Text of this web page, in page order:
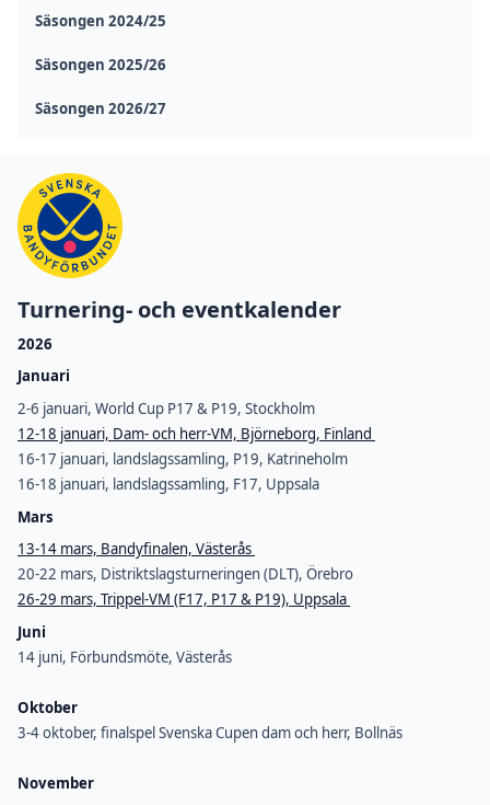
Säsongen 2024/25
Säsongen 2025/26
Säsongen 2026/27
Turnering- och eventkalender
2026
Januari
2-6 januari, World Cup P17 & P19, Stockholm
12-18 januari, Dam- och herr-VM, Björneborg, Finland
16-17 januari, landslagssamling, P19, Katrineholm
16-18 januari, landslagssamling, F17, Uppsala
Mars
13-14 mars, Bandyfinalen, Västerås
20-22 mars, Distriktslagsturneringen (DLT), Örebro
26-29 mars, Trippel-VM (F17, P17 & P19), Uppsala
Juni
14 juni, Förbundsmöte, Västerås
Oktober
3-4 oktober, finalspel Svenska Cupen dam och herr, Bollnäs
November